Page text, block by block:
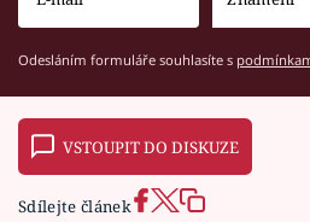
Odesláním formuláře souhlasíte s
VSTOUPIT DO DISKUZE
Sdílejte článek